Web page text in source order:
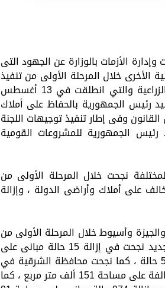
الأزمات بالوزارة عن الجهود التى
الأخرى خلال المرحلة الأولى من تنفيذ
الموجة الـ 20 لإزالة التعديات علي أملاك وأراضي الدولة والأراضى الزراعية والتي انطلقت في 13 أغسطس
رئيس الجمهورية بالحفاظ على أملاك
وفى إطار تنفيذ توجيهات اللجنة
الجمهورية للمشروعات القومية
نجحت خلال المرحلة الأولى من
3.3 مليون متر مربع بعد إزالة 8871 مبنى مخالف على أملاك وأراضى الدولة ، وإزالة
وأسيوط خلال المرحلة الأولى من
موجة الإزالات الـ20 حيث أشار تقرير غرفة العمليات إلى أن الوادى الجديد نجحت في إزالة 15 حالة مبانى على
مساحة 1116 متر مربع وإسترداد 1132 فدان أراضى زراعية بإجمالي 53 حالة ، كما نجحت محافظة الشرقية في
استرداد 1131 فدان بإجمالى 404 حالة وكذا إزالة 1011 حالة مبانى مخالفة على مساحة 151 ألف متر مربع ، كما